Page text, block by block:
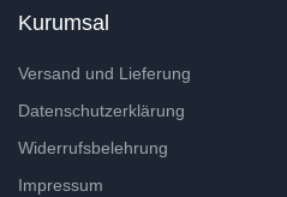
Kurumsal
Versand und Lieferung
Datenschutzerklärung
Widerrufsbelehrung
Impressum